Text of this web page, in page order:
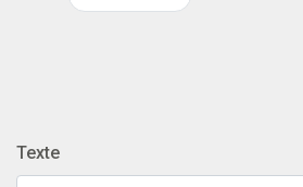
Texte